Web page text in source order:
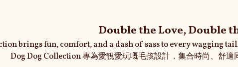
Double the Love, Double
brings fun, comfort, and a dash of sass to every wagging
Dog Dog Collection 專為愛靚愛玩嘅毛孩設計，集合時尚、舒適